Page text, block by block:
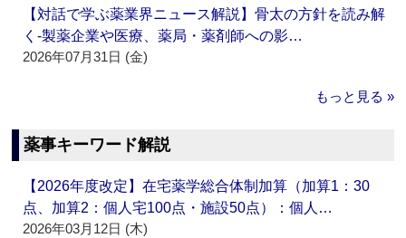
【対話で学ぶ薬業界ニュース解説】骨太の方針を読み解
く‐製薬企業や医療、薬局・薬剤師への影…
2026年07月31日 (金)
もっと見る »
薬事キーワード解説
【2026年度改定】在宅薬学総合体制加算（加算1：30
点、加算2：個人宅100点・施設50点）：個人…
2026年03月12日 (木)